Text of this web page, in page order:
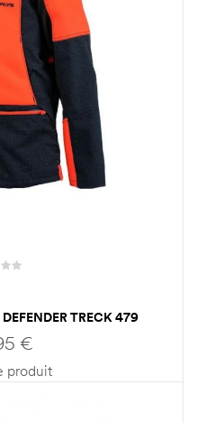
TRECK 479
€
produit